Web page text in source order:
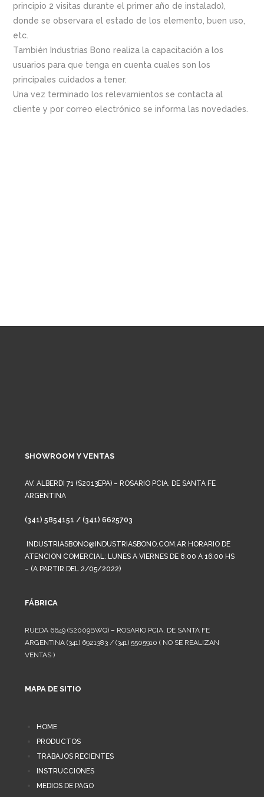
principio 2 visitas durante el primer año de instalado),
donde se observara el estado de los elemento, buen uso,
etc.
También Industrias Bono realiza la capacitación a los
usuarios para que tenga en cuenta cuales son los
principales cuidados a tener.
Una vez terminado los relevamientos se contacta al
cliente y por correo electrónico se informa las novedades.
SHOWROOM Y VENTAS
AV. ALBERDI 71 (S2013EPA) – ROSARIO PCIA. DE SANTA FE
ARGENTINA
(341) 5854151 / (341) 6625703
INDUSTRIASBONO@INDUSTRIASBONO.COM.AR HORARIO DE
ATENCION COMERCIAL: LUNES A VIERNES DE 8:00 A 16:00 HS
– (A PARTIR DEL 2/05/2022)
FÁBRICA
RUEDA 6649 (S2009BWQ) – ROSARIO PCIA. DE SANTA FE
ARGENTINA (341) 6921383 / (341) 5505910 ( NO SE REALIZAN
VENTAS )
MAPA DE SITIO
HOME
PRODUCTOS
TRABAJOS RECIENTES
INSTRUCCIONES
MEDIOS DE PAGO